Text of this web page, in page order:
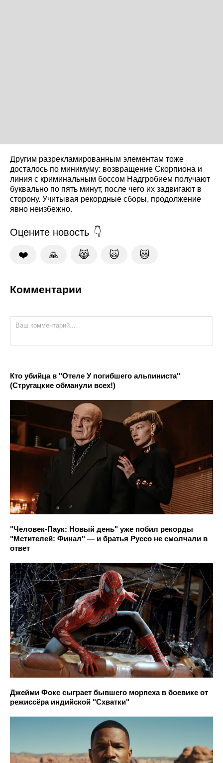
Другим разрекламированным элементам тоже
досталось по минимуму: возвращение Скорпиона и
линия с криминальным боссом Надгробием получают
буквально по пять минут, после чего их задвигают в
сторону. Учитывая рекордные сборы, продолжение
явно неизбежно.
Оцените новость
❤️ 🙏 😹 🙀 😿
Комментарии
Кто убийца в "Отеле У погибшего альпиниста"
(Стругацкие обманули всех!)
"Человек-Паук: Новый день" уже побил рекорды
"Мстителей: Финал" — и братья Руссо не смолчали в
ответ
Джейми Фокс сыграет бывшего морпеха в боевике от
режиссёра индийской "Схватки"